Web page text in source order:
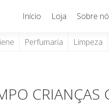
Início Loja Sobre
Perfumaria Limpeza
CRIANÇAS